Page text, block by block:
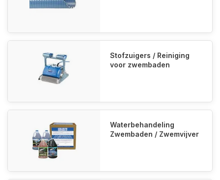
Stofzuigers / Reiniging
voor zwembaden
Waterbehandeling
Zwembaden / Zwemvijver